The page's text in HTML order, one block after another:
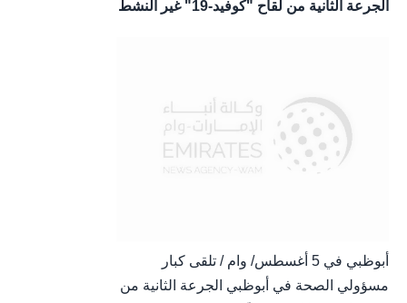
الجرعة الثانية من لقاح "كوفيد-19" غير النشط
أبوظبي في 5 أغسطس/ وام / تلقى كبار
مسؤولي الصحة في أبوظبي الجرعة الثانية من